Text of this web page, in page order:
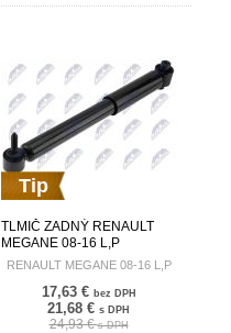
Tip
TLMIČ ZADNÝ RENAULT
MEGANE 08-16 L,P
562100026R A-RE-030
RENAULT MEGANE 08-16 L,P
17,63 € bez DPH
21,68 € s DPH
24,93 €s DPH